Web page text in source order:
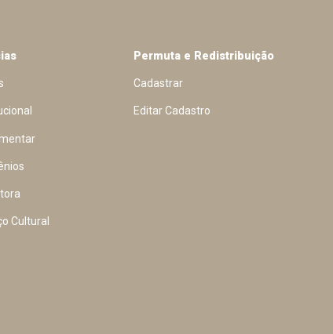
Cultural
Permuta e Redistribuição
Cadastrar
Editar Cadastro